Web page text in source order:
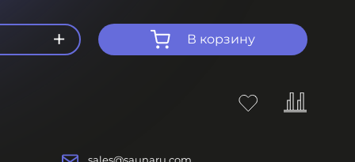
В корзину
+